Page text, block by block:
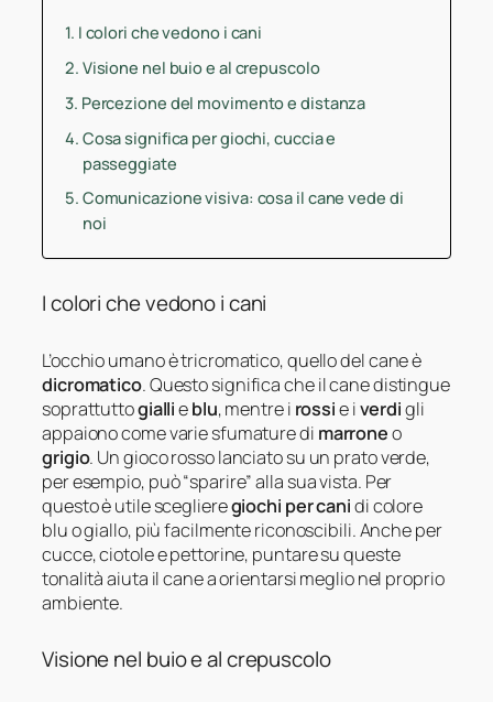
I colori che vedono i cani
Visione nel buio e al crepuscolo
Percezione del movimento e distanza
Cosa significa per giochi, cuccia e
passeggiate
Comunicazione visiva: cosa il cane vede di
noi
I colori che vedono i cani
L’occhio umano è tricromatico, quello del cane è
dicro­matico. Questo significa che il cane distingue
soprattuttogiallieblu, mentre i rossie iverdigli
appaiono come varie sfumature di marroneo
grigio. Un gioco rosso lanciato su un prato verde,
per esempio, può “sparire” alla sua vista. Per
questo è utile sceglieregiochi per canidi colore
blu o giallo, più facilmente riconoscibili. Anche per
cucce, ciotole e pettorine, puntare su queste
tonalità aiuta il cane a orientarsi meglio nel proprio
ambiente.
Visione nel buio e al crepuscolo